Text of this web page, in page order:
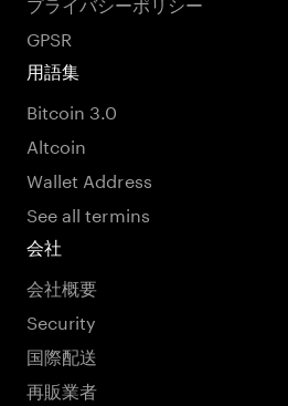
GPSR
用語集
Bitcoin 3.0
Altcoin
Wallet Address
See all termins
会社
会社概要
Security
国際配送
再販業者